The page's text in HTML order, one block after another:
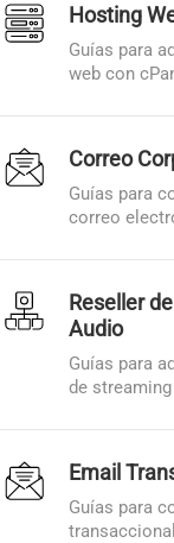
Hosting
Guías para
web con
Correo
Guías para
correo
Reseller
Audio
Guías para
de
Email
Guías para